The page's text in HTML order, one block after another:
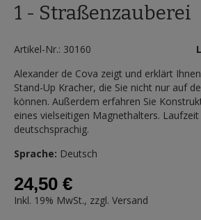
springen
1 - Straßenzauberei
Artikel-Nr.: 30160
Alexander de Cova zeigt und erklärt
Stand-Up Kracher, die Sie nicht nur auf
können. Außerdem erfahren Sie
eines vielseitigen Magnethalters. Laufzeit
deutschsprachig.
Sprache: Deutsch
24,50 €
Inkl. 19% MwSt., zzgl. Versand